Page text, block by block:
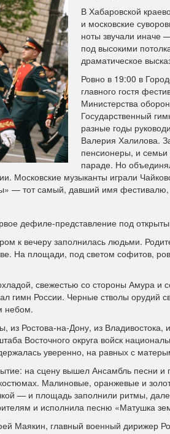
В Хабаровской
и московские
ноты звучали иначе
под высокими
драматическое
Ровно в 19:00 в
главного гостя
Министерства
Государственный
разные годы
Валерия Халилова.
пенсионеры, и семьи
параде. Но
Московские музыканты играли
— тот самый, давший имя
дефиле-представление под
к вечеру заполнилась людьми.
На площади, под светом софитов,
свежестью со стороны Амура и
гимн России. Черные стволы орудий
небом.
из Ростова-на-Дону, из
Восточного округа войск
уверенно, на равных с
на сцену вышел Ансамбль песни
Малиновые, оранжевые и
— и площадь заполнили ритмы,
и исполнила песню «Матушка
Маякин, главный военный дирижер